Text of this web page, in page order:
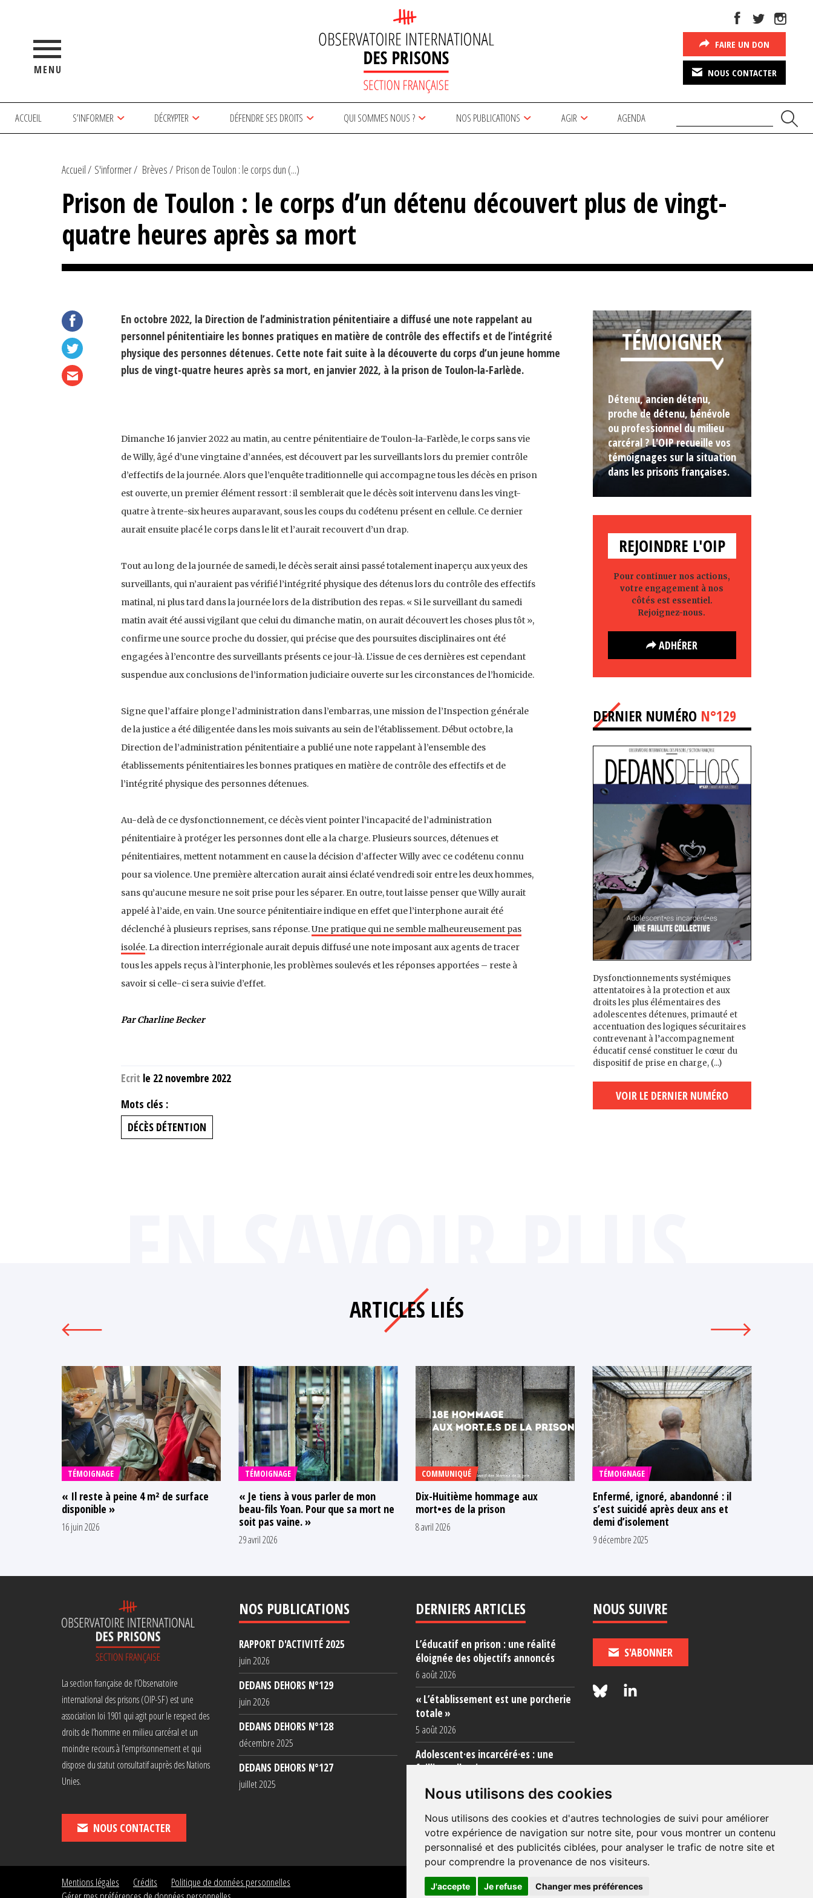
Nous utilisons des cookies
Nous utilisons des cookies et d'autres technologies de suivi pour améliorer
votre expérience de navigation sur notre site, pour vous montrer un contenu
personnalisé et des publicités ciblées, pour analyser le trafic de notre site et
pour comprendre la provenance de nos visiteurs.
J'accepte Je refuse Changer mes préférences
MENU
FAIRE UN DON
NOUS CONTACTER
ACCUEIL S’INFORMER DÉCRYPTER DÉFENDRE SES DROITS QUI SOMMES NOUS ? NOS PUBLICATIONS AGIR AGENDA
Accueil S'informer Brèves Prison de Toulon : le corps dun (...)
Prison de Toulon : le corps d’un détenu découvert plus de vingt-
quatre heures après sa mort
En octobre 2022, la Direction de l’administration pénitentiaire a diffusé une note rappelant au
personnel pénitentiaire les bonnes pratiques en matière de contrôle des effectifs et de l’intégrité
physique des personnes détenues. Cette note fait suite à la découverte du corps d’un jeune homme
plus de vingt-quatre heures après sa mort, en janvier 2022, à la prison de Toulon-la-Farlède.
Dimanche 16 janvier 2022 au matin, au centre pénitentiaire de Toulon-la-Farlède, le corps sans vie
de Willy, âgé d’une vingtaine d’années, est découvert par les surveillants lors du premier contrôle
d’effectifs de la journée. Alors que l’enquête traditionnelle qui accompagne tous les décès en prison
est ouverte, un premier élément ressort : il semblerait que le décès soit intervenu dans les vingt-
quatre à trente-six heures auparavant, sous les coups du codétenu présent en cellule. Ce dernier
aurait ensuite placé le corps dans le lit et l’aurait recouvert d’un drap.
Tout au long de la journée de samedi, le décès serait ainsi passé totalement inaperçu aux yeux des
surveillants, qui n’auraient pas vérifié l’intégrité physique des détenus lors du contrôle des effectifs
matinal, ni plus tard dans la journée lors de la distribution des repas. « Si le surveillant du samedi
matin avait été aussi vigilant que celui du dimanche matin, on aurait découvert les choses plus tôt »,
confirme une source proche du dossier, qui précise que des poursuites disciplinaires ont été
engagées à l’encontre des surveillants présents ce jour-là. L’issue de ces dernières est cependant
suspendue aux conclusions de l’information judiciaire ouverte sur les circonstances de l’homicide.
Signe que l’affaire plonge l’administration dans l’embarras, une mission de l’Inspection générale
de la justice a été diligentée dans les mois suivants au sein de l’établissement. Début octobre, la
Direction de l’administration pénitentiaire a publié une note rappelant à l’ensemble des
établissements pénitentiaires les bonnes pratiques en matière de contrôle des effectifs et de
l’intégrité physique des personnes détenues.
Au-delà de ce dysfonctionnement, ce décès vient pointer l’incapacité de l’administration
pénitentiaire à protéger les personnes dont elle a la charge. Plusieurs sources, détenues et
pénitentiaires, mettent notamment en cause la décision d’affecter Willy avec ce codétenu connu
pour sa violence. Une première altercation aurait ainsi éclaté vendredi soir entre les deux hommes,
sans qu’aucune mesure ne soit prise pour les séparer. En outre, tout laisse penser que Willy aurait
appelé à l’aide, en vain. Une source pénitentiaire indique en effet que l’interphone aurait été
déclenché à plusieurs reprises, sans réponse.Une pratique qui ne semble malheureusement pas
isolée. La direction interrégionale aurait depuis diffusé une note imposant aux agents de tracer
tous les appels reçus à l’interphonie, les problèmes soulevés et les réponses apportées – reste à
savoir si celle-ci sera suivie d’effet.
Par Charline Becker
Ecrit le 22 novembre 2022
Mots clés :
DÉCÈS DÉTENTION
TÉMOIGNER
Détenu, ancien détenu,
proche de détenu, bénévole
ou professionnel du milieu
carcéral ? L'OIP recueille vos
témoignages sur la situation
dans les prisons françaises.
REJOINDRE L'OIP
Pour continuer nos actions,
votre engagement à nos
côtés est essentiel.
Rejoignez-nous.
ADHÉRER
DERNIER NUMÉRO N°129
Dysfonctionnements systémiques
attentatoires à la protection et aux
droits les plus élémentaires des
adolescent·es détenu·es, primauté et
accentuation des logiques sécuritaires
contrevenant à l’accompagnement
éducatif censé constituer le cœur du
dispositif de prise en charge, (...)
VOIR LE DERNIER NUMÉRO
ARTICLES LIÉS
TÉMOIGNAGE
« Il reste à peine 4 m² de surface
disponible »
16 juin 2026
TÉMOIGNAGE
« Je tiens à vous parler de mon
beau-fils Yoan. Pour que sa mort ne
soit pas vaine. »
29 avril 2026
COMMUNIQUÉ
Dix-Huitième hommage aux
mort•es de la prison
8 avril 2026
TÉMOIGNAGE
Enfermé, ignoré, abandonné : il
s’est suicidé après deux ans et
demi d’isolement
9 décembre 2025
La section française de l’Observatoire
international des prisons (OIP-SF) est une
association loi 1901 qui agit pour le respect des
droits de l’homme en milieu carcéral et un
moindre recours à l’emprisonnement et qui
dispose du statut consultatif auprès des Nations
Unies.
NOUS CONTACTER
NOS PUBLICATIONS
RAPPORT D'ACTIVITÉ 2025
juin 2026
DEDANS DEHORS N°129
juin 2026
DEDANS DEHORS N°128
décembre 2025
DEDANS DEHORS N°127
juillet 2025
DERNIERS ARTICLES
L’éducatif en prison : une réalité
éloignée des objectifs annoncés
6 août 2026
« L’établissement est une porcherie
totale »
5 août 2026
Adolescent·es incarcéré·es : une
faillite collective
3 août 2026
NOUS SUIVRE
S'ABONNER
Mentions légales Crédits
Politique de données personnelles